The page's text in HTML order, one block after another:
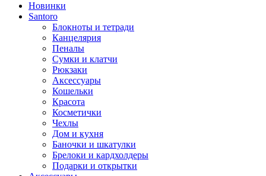
Новинки
Santoro
Блокноты и тетради
Канцелярия
Пеналы
Сумки и клатчи
Рюкзаки
Аксессуары
Кошельки
Красота
Косметички
Чехлы
Дом и кухня
Баночки и шкатулки
Брелоки и кардхолдеры
Подарки и открытки